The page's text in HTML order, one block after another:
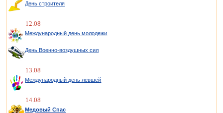
День строителя
12.08
Международный день молодежи
День Военно-воздушных сил
13.08
Международный день левшей
14.08
Медовый Спас